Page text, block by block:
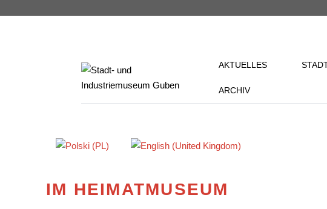
AKTUELLES
ARCHIV
Sprache auswählen
IM HEIMATMUSEUM